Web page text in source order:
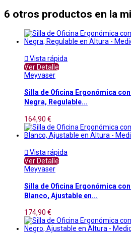
6 otros productos en la
 Vista rápida
Ver Detalle
Meyvaser
Silla de Oficina Ergonómica
Negra, Regulable...
164,90 €
 Vista rápida
Ver Detalle
Meyvaser
Silla de Oficina Ergonómica
Blanco, Ajustable en...
174,90 €